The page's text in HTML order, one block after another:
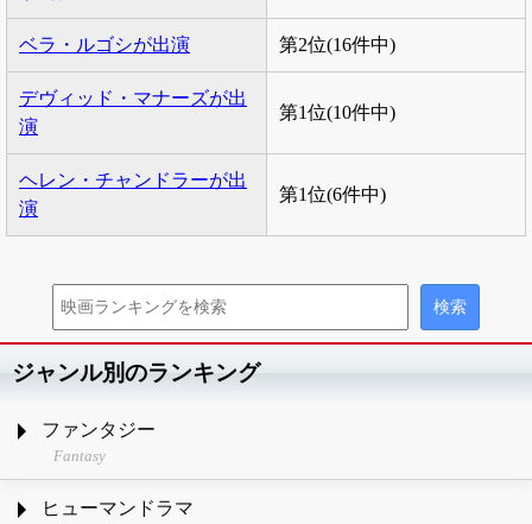
ベラ・ルゴシが出演 第2位(16件中)
デヴィッド・マナーズが出
演
第1位(10件中)
ヘレン・チャンドラーが出
演
第1位(6件中)
ジャンル別のランキング
ファンタジー
Fantasy
ヒューマンドラマ